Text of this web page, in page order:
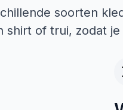
soorten
of trui, zodat